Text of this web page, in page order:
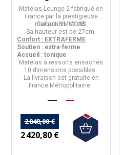
extra-ferme 27cm
accueil tonique - 10
tailles
Matelas Lounge 2 fabriqué en
France par la prestigieuse
marqueSIMMONS.
Collection :CLUB
Sa hauteur est de 27cm.
Confort : EXTRAFERME
Soutien : extra-ferme
Accueil : tonique
Matelas à ressorts ensachés
10 dimensions possibles.
La livraison est gratuite en
France Métropolitaine.
2 848,00 €
2 420,80 €